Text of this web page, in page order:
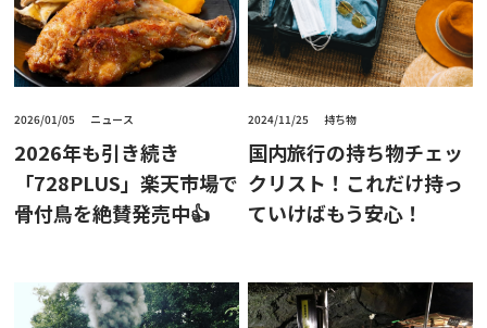
2026/01/05 ニュース
2026年も引き続き
「728PLUS」楽天市場で
骨付鳥を絶賛発売中👍
2024/11/25 持ち物
国内旅行の持ち物チェッ
クリスト！これだけ持っ
ていけばもう安心！